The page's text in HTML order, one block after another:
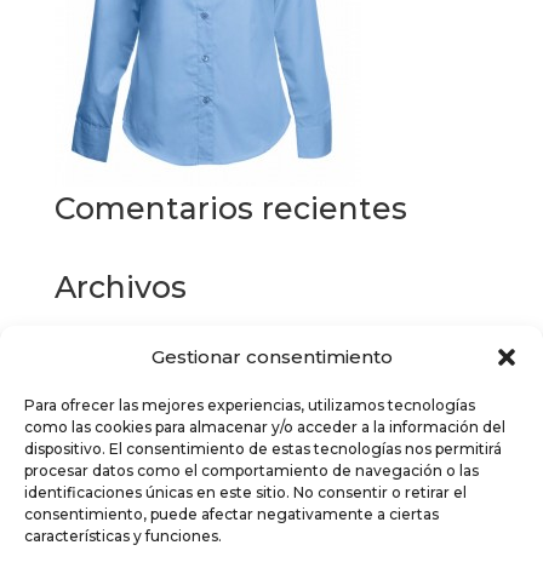
Gestionar consentimiento
Para ofrecer las mejores experiencias, utilizamos tecnologías
como las cookies para almacenar y/o acceder a la información del
dispositivo. El consentimiento de estas tecnologías nos permitirá
procesar datos como el comportamiento de navegación o las
identificaciones únicas en este sitio. No consentir o retirar el
consentimiento, puede afectar negativamente a ciertas
características y funciones.
Comentarios recientes
Archivos
Categorías
No hay categorías
Meta
Acceder
Feed de entradas